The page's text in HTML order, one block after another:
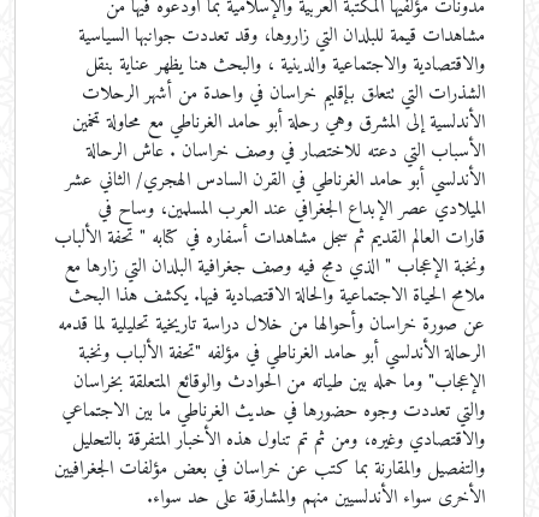
مدونات مؤلفيها المكتبة العربية والإسلامية بما أودعوه فيها من
مشاهدات قيمة للبلدان التي زاروها، وقد تعددت جوانبها السياسية
والاقتصادية والاجتماعية والدينية ، والبحث هنا يظهر عناية بنقل
الشذرات التي تتعلق بإقليم خراسان في واحدة من أشهر الرحلات
الأندلسية إلى المشرق وهي رحلة أبو حامد الغرناطي مع محاولة تخمين
الأسباب التي دعته للاختصار في وصف خراسان . عاش الرحالة
الأندلسي أبو حامد الغرناطي في القرن السادس الهجري/ الثاني عشر
الميلادي عصر الإبداع الجغرافي عند العرب المسلمين، وساح في
قارات العالم القديم ثم سجل مشاهدات أسفاره في كتابه " تحفة الألباب
ونخبة الإعجاب " الذي دمج فيه وصف جغرافية البلدان التي زارها مع
ملامح الحياة الاجتماعية والحالة الاقتصادية فيها. يكشف هذا البحث
عن صورة خراسان وأحوالها من خلال دراسة تاريخية تحليلية لما قدمه
الرحالة الأندلسي أبو حامد الغرناطي في مؤلفه "تحفة الألباب ونخبة
الإعجاب" وما حمله بين طياته من الحوادث والوقائع المتعلقة بخراسان
والتي تعددت وجوه حضورها في حديث الغرناطي ما بين الاجتماعي
والاقتصادي وغيره، ومن ثم تم تناول هذه الأخبار المتفرقة بالتحليل
والتفصيل والمقارنة بما كتب عن خراسان في بعض مؤلفات الجغرافيين
الأخرى سواء الأندلسيين منهم والمشارقة على حد سواء.